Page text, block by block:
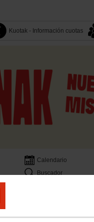
Kuotak - Información cuotas
Calendario
Buscador
eta Ingurugiroa
Publicaciones Transparencia